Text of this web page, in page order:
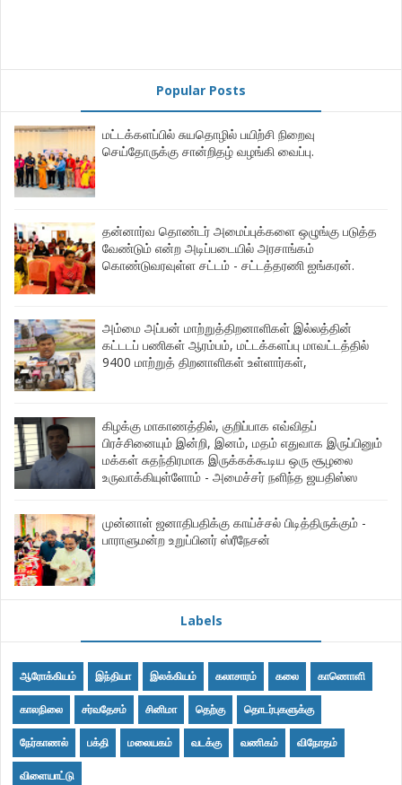
Popular Posts
மட்டக்களப்பில் சுயதொழில் பயிற்சி நிறைவு
செய்தோருக்கு சான்றிதழ் வழங்கி வைப்பு.
தன்னார்வ தொண்டர் அமைப்புக்களை ஒழுங்கு படுத்த
வேண்டும் என்ற அடிப்படையில் அரசாங்கம்
கொண்டுவரவுள்ள சட்டம் - சட்டத்தரணி ஐங்கரன்.
அம்மை அப்பன் மாற்றுத்திறனாளிகள் இல்லத்தின்
கட்டடப் பணிகள் ஆரம்பம், மட்டக்களப்பு மாவட்டத்தில்
9400 மாற்றுத் திறனாளிகள் உள்ளார்கள்,
கிழக்கு மாகாணத்தில், குறிப்பாக எவ்விதப்
பிரச்சினையும் இன்றி, இனம், மதம் எதுவாக இருப்பினும்
மக்கள் சுதந்திரமாக இருக்கக்கூடிய ஒரு சூழலை
உருவாக்கியுள்ளோம் - அமைச்சர் நளிந்த ஜயதிஸ்ஸ
முன்னாள் ஜனாதிபதிக்கு காய்ச்சல் பிடித்திருக்கும் -
பாராளுமன்ற உறுப்பினர் ஸ்ரீநேசன்
Labels
ஆரோக்கியம் இந்தியா இலக்கியம் கலாசாரம் கலை காணொளி
காலநிலை சர்வதேசம் சினிமா தெற்கு தொடர்புகளுக்கு
நேர்காணல் பக்தி மலையகம் வடக்கு வணிகம் விநோதம்
விளையாட்டு